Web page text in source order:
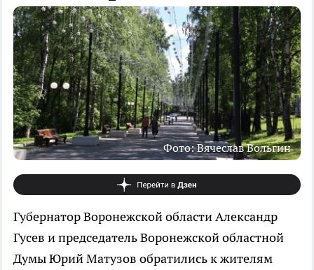
Фото: Вячеслав Вольгин
Губернатор Воронежской области Александр
Гусев и председатель Воронежской областной
Думы Юрий Матузов обратились к жителям